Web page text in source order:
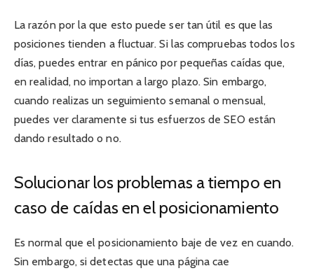
La razón por la que esto puede ser tan útil es que las
posiciones tienden a fluctuar. Si las compruebas todos los
días, puedes entrar en pánico por pequeñas caídas que,
en realidad, no importan a largo plazo. Sin embargo,
cuando realizas un seguimiento semanal o mensual,
puedes ver claramente si tus esfuerzos de SEO están
dando resultado o no.
Solucionar los problemas a tiempo en
caso de caídas en el posicionamiento
Es normal que el posicionamiento baje de vez en cuando.
Sin embargo, si detectas que una página cae